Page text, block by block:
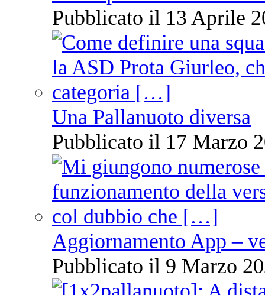
Pubblicato il 13 Aprile
Una Pallanuoto diversa
Pubblicato il 17 Marzo
Aggiornamento App –
Pubblicato il 9 Marzo